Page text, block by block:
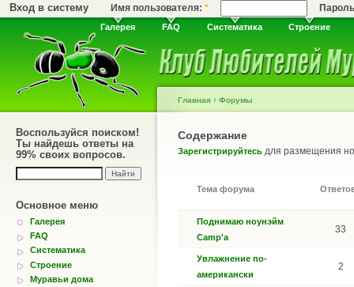
Вход в систему Имя пользователя:*
Галерея FAQ Систематика Строение
Воспользуйся поиском!
Ты найдешь ответы на
99% своих вопросов.
Основное меню
Галерея
FAQ
Систематика
Строение
Муравьи дома
Главная › Форумы
Содержание
Зарегистрируйтесь для размещения
Тема форума
Поднимаю ноунэйм
Camp'а
33
Увлажнение по-
американски
2